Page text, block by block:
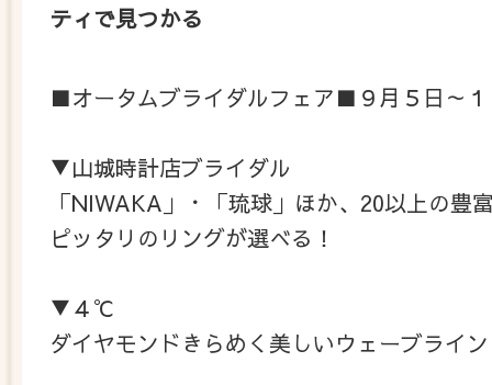
ティで見つかる
■オータムブライダルフェア■９月５日～
▼山城時計店ブライダル
「NIWAKA」・「琉球」ほか、20以上の豊
ピッタリのリングが選べる！
▼４℃
ダイヤモンドきらめく美しいウェーブライン